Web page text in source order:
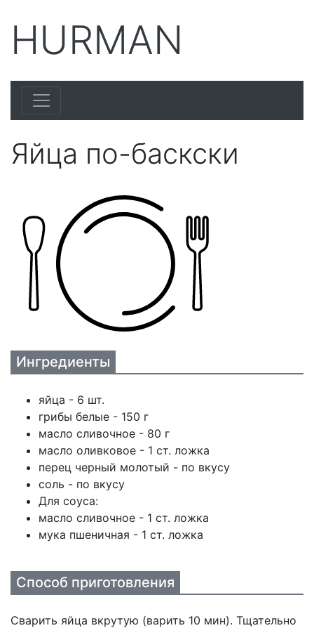
HURMAN
Яйца по-баскски
Ингредиенты
яйца - 6 шт.
грибы белые - 150 г
масло сливочное - 80 г
масло оливковое - 1 ст. ложка
перец черный молотый - по вкусу
соль - по вкусу
Для соуса:
масло сливочное - 1 ст. ложка
мука пшеничная - 1 ст. ложка
Способ приготовления
Сварить яйца вкрутую (варить 10 мин). Тщательно